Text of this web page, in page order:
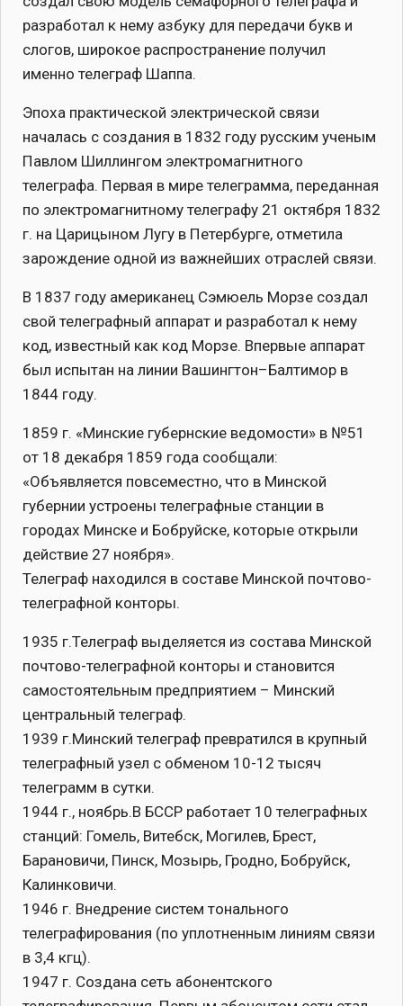
разработал к нему азбуку для передачи букв и
слогов, широкое распространение получил
именно телеграф Шаппа.
Эпоха практической электрической связи
началась с создания в 1832 году русским ученым
Павлом Шиллингом электромагнитного
телеграфа. Первая в мире телеграмма, переданная
по электромагнитному телеграфу 21 октября 1832
г. на Царицыном Лугу в Петербурге, отметила
зарождение одной из важнейших отраслей связи.
В 1837 году американец Сэмюель Морзе создал
свой телеграфный аппарат и разработал к нему
код, известный как код Морзе. Впервые аппарат
был испытан на линии Вашингтон–Балтимор в
1844 году.
1859 г. «Минские губернские ведомости» в №51
от 18 декабря 1859 года сообщали:
«Объявляется повсеместно, что в Минской
губернии устроены телеграфные станции в
городах Минске и Бобруйске, которые открыли
действие 27 ноября».
Телеграф находился в составе Минской почтово-
телеграфной конторы.
1935 г.Телеграф выделяется из состава Минской
почтово-телеграфной конторы и становится
самостоятельным предприятием – Минский
центральный телеграф.
1939 г.Минский телеграф превратился в крупный
телеграфный узел с обменом 10-12 тысяч
телеграмм в сутки.
1944 г., ноябрь.В БССР работает 10 телеграфных
станций: Гомель, Витебск, Могилев, Брест,
Барановичи, Пинск, Мозырь, Гродно, Бобруйск,
Калинковичи.
1946 г. Внедрение систем тонального
телеграфирования (по уплотненным линиям связи
в 3,4 кгц).
1947 г. Создана сеть абонентского